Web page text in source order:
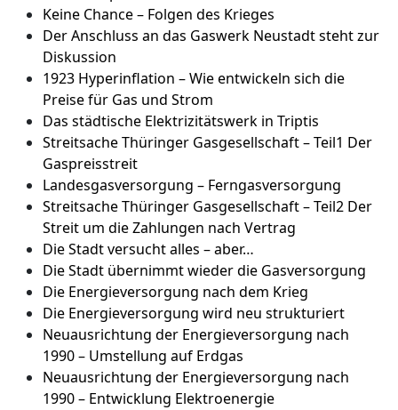
Keine Chance – Folgen des Krieges
Der Anschluss an das Gaswerk Neustadt steht zur
Diskussion
1923 Hyperinflation – Wie entwickeln sich die
Preise für Gas und Strom
Das städtische Elektrizitätswerk in Triptis
Streitsache Thüringer Gasgesellschaft – Teil1 Der
Gaspreisstreit
Landesgasversorgung – Ferngasversorgung
Streitsache Thüringer Gasgesellschaft – Teil2 Der
Streit um die Zahlungen nach Vertrag
Die Stadt versucht alles – aber…
Die Stadt übernimmt wieder die Gasversorgung
Die Energieversorgung nach dem Krieg
Die Energieversorgung wird neu strukturiert
Neuausrichtung der Energieversorgung nach
1990 – Umstellung auf Erdgas
Neuausrichtung der Energieversorgung nach
1990 – Entwicklung Elektroenergie